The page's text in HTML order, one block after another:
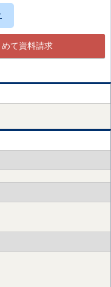
て資料請求